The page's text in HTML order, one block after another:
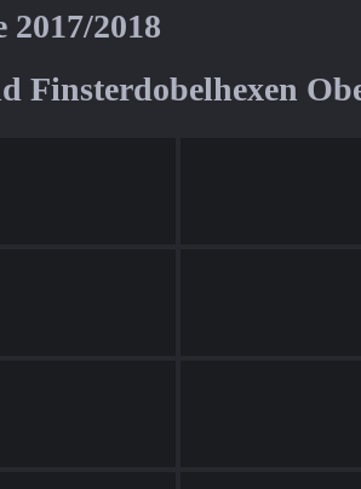
2017/2018
Finsterdobelhexen